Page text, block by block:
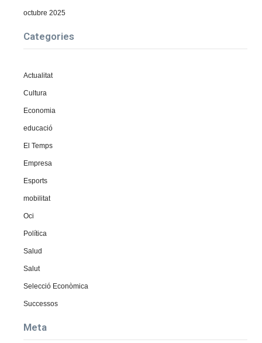
octubre 2025
Categories
Actualitat
Cultura
Economia
educació
El Temps
Empresa
Esports
mobilitat
Oci
Política
Salud
Salut
Selecció Econòmica
Successos
Meta